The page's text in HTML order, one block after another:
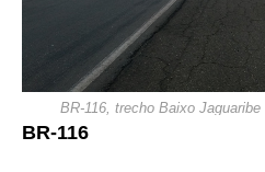
BR-116, trecho Baixo
BR-116